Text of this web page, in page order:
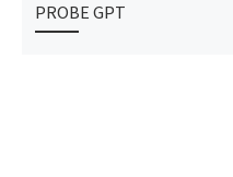
PROBE GPT